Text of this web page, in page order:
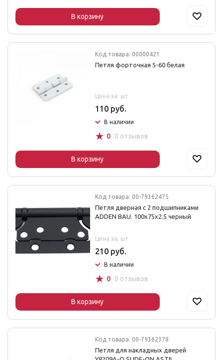
В корзину
Код товара: 00000421
Петля форточная 5-60 белая
Цена за: шт
110 руб.
В наличии
☆ 0 0 отзывов
В корзину
Код товара: 00-79362475
Петля дверная с 2 подшипниками
ADDEN BAU. 100х75х2.5 черный
Цена за: шт
210 руб.
В наличии
☆ 0 0 отзывов
В корзину
Код товара: 00-79362378
Петля для накладных дверей